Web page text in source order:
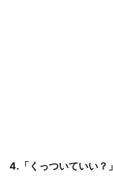
4.「くっついていい？」